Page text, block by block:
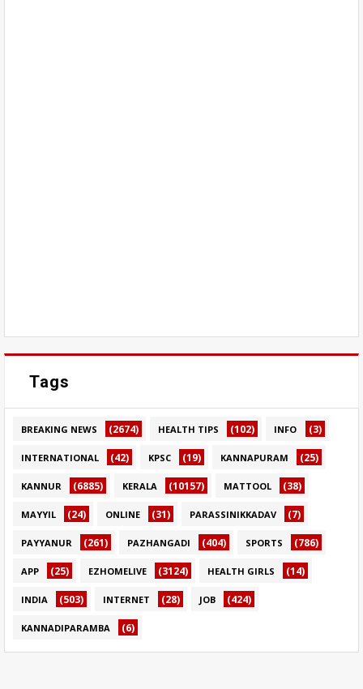
Tags
BREAKING NEWS (2674) HEALTH TIPS (102) INFO (3)
INTERNATIONAL (42) KPSC (19) KANNAPURAM (25)
KANNUR (6885) KERALA (10157) MATTOOL (38)
MAYYIL (24) ONLINE (31) PARASSINIKKADAV (7)
PAYYANUR (261) PAZHANGADI (404) SPORTS (786)
APP (25) EZHOMELIVE (3124) HEALTH GIRLS (14)
INDIA (503) INTERNET (28) JOB (424)
KANNADIPARAMBA (6)